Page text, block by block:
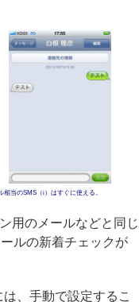
相当のSMS（i）はすぐに使える。
用のメールなどと同じ
ルの新着チェックが
、手動で設定するこ